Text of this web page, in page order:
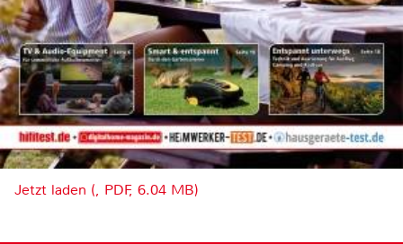
Jetzt laden (, PDF, 6.04 MB)